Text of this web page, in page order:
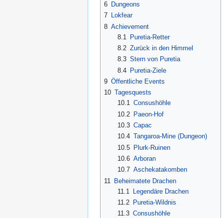
6 Dungeons
7 Lokfear
8 Achievement
8.1
Puretia-Retter
8.2 Zurück in den Himmel
8.3 Stern von Puretia
8.4 Puretia-Ziele
9 Öffentliche Events
10 Tagesquests
10.1 Consushöhle
10.2 Paeon-Hof
10.3 Capac
10.4 Tangaroa-Mine (Dungeon)
10.5 Plurk-Ruinen
10.6 Arboran
10.7 Aschekatakomben
11
Beheimatete Drachen
11.1
Legendäre Drachen
11.2
Puretia-Wildnis
11.3 Consushöhle